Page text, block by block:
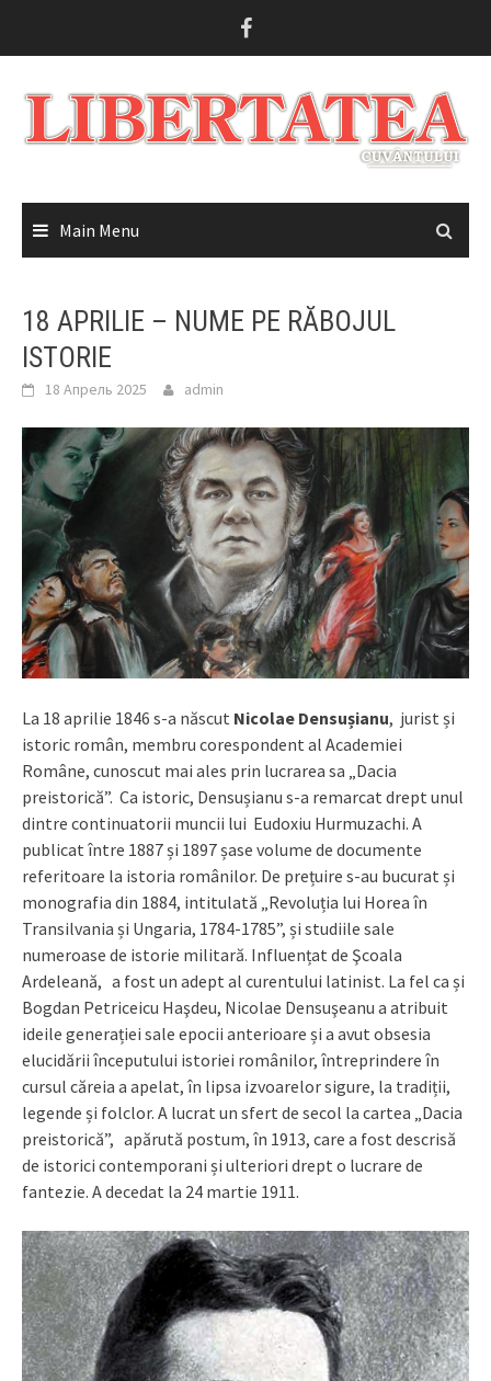
Main Menu
18 APRILIE – NUME PE RĂBOJUL
ISTORIE
18 Апрель 2025 admin
La 18 aprilie 1846 s-a născut Nicolae Densușianu, jurist și
istoric român, membru corespondent al Academiei
Române, cunoscut mai ales prin lucrarea sa „Dacia
preistorică”. Ca istoric, Densușianu s-a remarcat drept unul
dintre continuatorii muncii lui Eudoxiu Hurmuzachi. A
publicat între 1887 și 1897 șase volume de documente
referitoare la istoria românilor. De prețuire s-au bucurat și
monografia din 1884, intitulată „Revoluția lui Horea în
Transilvania și Ungaria, 1784-1785”, și studiile sale
numeroase de istorie militară. Influențat de Şcoala
Ardeleană, a fost un adept al curentului latinist. La fel ca și
Bogdan Petriceicu Haşdeu, Nicolae Densuşeanu a atribuit
ideile generației sale epocii anterioare și a avut obsesia
elucidării începutului istoriei românilor, întreprindere în
cursul căreia a apelat, în lipsa izvoarelor sigure, la tradiții,
legende și folclor. A lucrat un sfert de secol la cartea „Dacia
preistorică”, apărută postum, în 1913, care a fost descrisă
de istorici contemporani și ulteriori drept o lucrare de
fantezie. A decedat la 24 martie 1911.